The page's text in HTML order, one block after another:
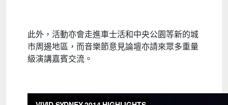
此外，活動亦會走進車士活和中央公園等新的城
市周邊地區，而音樂節意見論壇亦請來眾多重量
級演講嘉賓交流。